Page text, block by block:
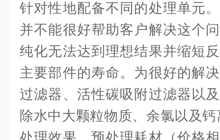
针对性地配备不同的处理单元
并不能很好帮助客户解决这个
纯化无法达到理想结果并缩短
主要部件的寿命。为很好的解
过滤器、活性碳吸附过滤器以
除水中大颗粒物质、余氯以及